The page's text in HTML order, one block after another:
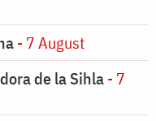
- 7 August
de la Sihla- 7